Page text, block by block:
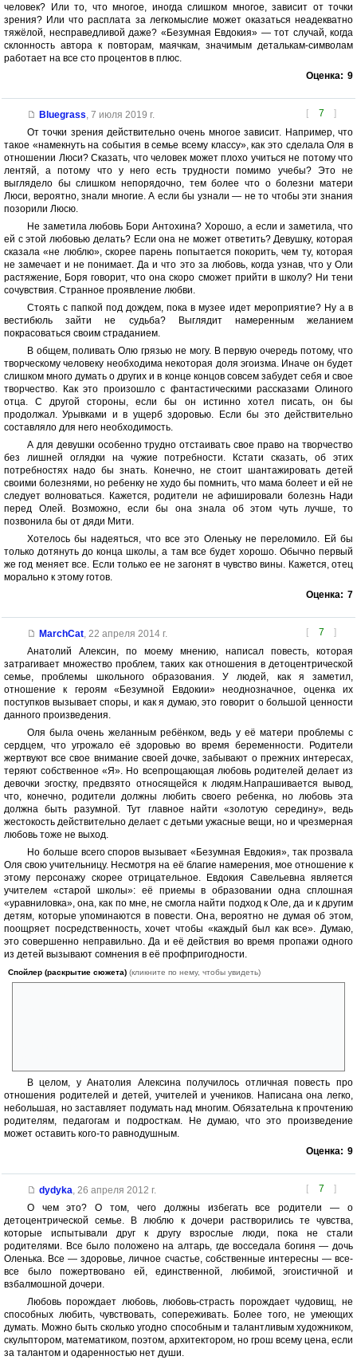
человек? Или то, что многое, иногда слишком многое, зависит от точки
зрения? Или что расплата за легкомыслие может оказаться неадекватно
тяжёлой, несправедливой даже? «Безумная Евдокия» — тот случай, когда
склонность автора к повторам, маячкам, значимым деталькам-символам
работает на все сто процентов в плюс.
Оценка: 9
[ 7 ]
Bluegrass, 7 июля 2019 г.
От точки зрения действительно очень многое зависит. Например, что
такое «намекнуть на события в семье всему классу», как это сделала Оля в
отношении Люси? Сказать, что человек может плохо учиться не потому что
лентяй, а потому что у него есть трудности помимо учебы? Это не
выглядело бы слишком непорядочно, тем более что о болезни матери
Люси, вероятно, знали многие. А если бы узнали — не то чтобы эти знания
позорили Люсю.
Не заметила любовь Бори Антохина? Хорошо, а если и заметила, что
ей с этой любовью делать? Если она не может ответить? Девушку, которая
сказала «не люблю», скорее парень попытается покорить, чем ту, которая
не замечает и не понимает. Да и что это за любовь, когда узнав, что у Оли
растяжение, Боря говорит, что она скоро сможет прийти в школу? Ни тени
сочувствия. Странное проявление любви.
Стоять с папкой под дождем, пока в музее идет мероприятие? Ну а в
вестибюль зайти не судьба? Выглядит намеренным желанием
покрасоваться своим страданием.
В общем, поливать Олю грязью не могу. В первую очередь потому, что
творческому человеку необходима некоторая доля эгоизма. Иначе он будет
слишком много думать о других и в конце концов совсем забудет себя и свое
творчество. Как это произошло с фантастическими рассказами Олиного
отца. С другой стороны, если бы он истинно хотел писать, он бы
продолжал. Урывками и в ущерб здоровью. Если бы это действительно
составляло для него необходимость.
А для девушки особенно трудно отстаивать свое право на творчество
без лишней оглядки на чужие потребности. Кстати сказать, об этих
потребностях надо бы знать. Конечно, не стоит шантажировать детей
своими болезнями, но ребенку не худо бы помнить, что мама болеет и ей не
следует волноваться. Кажется, родители не афишировали болезнь Нади
перед Олей. Возможно, если бы она знала об этом чуть лучше, то
позвонила бы от дяди Мити.
Хотелось бы надеяться, что все это Оленьку не переломило. Ей бы
только дотянуть до конца школы, а там все будет хорошо. Обычно первый
же год меняет все. Если только ее не загонят в чувство вины. Кажется, отец
морально к этому готов.
Оценка: 7
[ 7 ]
MarchCat, 22 апреля 2014 г.
Анатолий Алексин, по моему мнению, написал повесть, которая
затрагивает множество проблем, таких как отношения в детоцентрической
семье, проблемы школьного образования. У людей, как я заметил,
отношение к героям «Безумной Евдокии» неоднозначное, оценка их
поступков вызывает споры, и как я думаю, это говорит о большой ценности
данного произведения.
Оля была очень желанным ребёнком, ведь у её матери проблемы с
сердцем, что угрожало её здоровью во время беременности. Родители
жертвуют все свое внимание своей дочке, забывают о прежних интересах,
теряют собственное «Я». Но всепрощающая любовь родителей делает из
девочки эгостку, предвзято относящейся к людям.Напрашивается вывод,
что, конечно, родители должны любить своего ребенка, но любовь эта
должна быть разумной. Тут главное найти «золотую середину», ведь
жестокость действительно делает с детьми ужасные вещи, но и чрезмерная
любовь тоже не выход.
Но больше всего споров вызывает «Безумная Евдокия», так прозвала
Оля свою учительницу. Несмотря на её благие намерения, мое отношение к
этому персонажу скорее отрицательное. Евдокия Савельевна является
учителем «старой школы»: её приемы в образовании одна сплошная
«уравниловка», она, как по мне, не смогла найти подход к Оле, да и к другим
детям, которые упоминаются в повести. Она, вероятно не думая об этом,
поощряет посредственность, хочет чтобы «каждый был как все». Думаю,
это совершенно неправильно. Да и её действия во время пропажи одного
из детей вызывают сомнения в её профпригодности.
Спойлер (раскрытие сюжета) (кликните по нему, чтобы увидеть)
В целом, у Анатолия Алексина получилось отличная повесть про
отношения родителей и детей, учителей и учеников. Написана она легко,
небольшая, но заставляет подумать над многим. Обязательна к прочтению
родителям, педагогам и подросткам. Не думаю, что это произведение
может оставить кого-то равнодушным.
Оценка: 9
[ 7 ]
dydyka, 26 апреля 2012 г.
О чем это? О том, чего должны избегать все родители — о
детоцентрической семье. В люблю к дочери растворились те чувства,
которые испытывали друг к другу взрослые люди, пока не стали
родителями. Все было положено на алтарь, где восседала богиня — дочь
Оленька. Все — здоровье, личное счастье, собственные интересны — все-
все было пожертвовано ей, единственной, любимой, эгоистичной и
взбалмошной дочери.
Любовь порождает любовь, любовь-страсть порождает чудовищ, не
способных любить, чувствовать, сопереживать. Более того, не умеющих
думать. Можно быть сколько угодно способным и талантливым художником,
скульптором, математиком, поэтом, архитектором, но грош всему цена, если
за талантом и одаренностью нет души.